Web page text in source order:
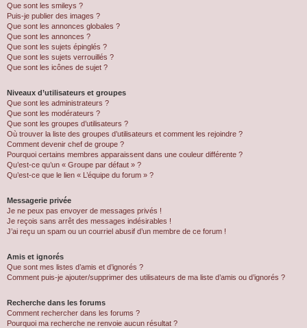
Que sont les smileys ?
Puis-je publier des images ?
Que sont les annonces globales ?
Que sont les annonces ?
Que sont les sujets épinglés ?
Que sont les sujets verrouillés ?
Que sont les icônes de sujet ?
Niveaux d’utilisateurs et groupes
Que sont les administrateurs ?
Que sont les modérateurs ?
Que sont les groupes d’utilisateurs ?
Où trouver la liste des groupes d’utilisateurs et comment les rejoindre ?
Comment devenir chef de groupe ?
Pourquoi certains membres apparaissent dans une couleur différente ?
Qu’est-ce qu’un « Groupe par défaut » ?
Qu’est-ce que le lien « L’équipe du forum » ?
Messagerie privée
Je ne peux pas envoyer de messages privés !
Je reçois sans arrêt des messages indésirables !
J’ai reçu un spam ou un courriel abusif d’un membre de ce forum !
Amis et ignorés
Que sont mes listes d’amis et d’ignorés ?
Comment puis-je ajouter/supprimer des utilisateurs de ma liste d’amis ou d’ignorés ?
Recherche dans les forums
Comment rechercher dans les forums ?
Pourquoi ma recherche ne renvoie aucun résultat ?